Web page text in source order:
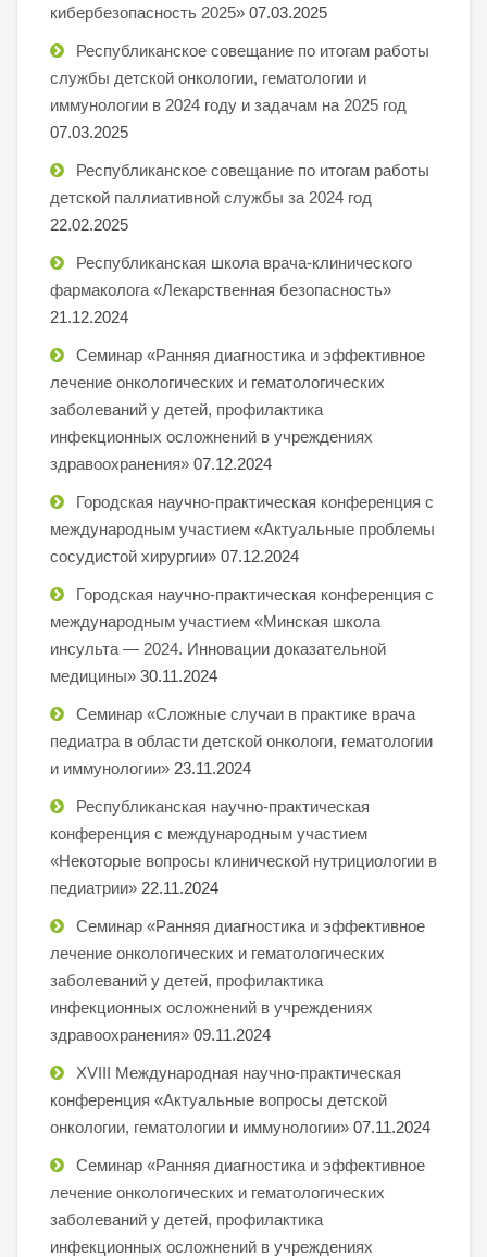
кибербезопасность 2025» 07.03.2025
Республиканское совещание по итогам работы
службы детской онкологии, гематологии и
иммунологии в 2024 году и задачам на 2025 год
07.03.2025
Республиканское совещание по итогам работы
детской паллиативной службы за 2024 год
22.02.2025
Республиканская школа врача-клинического
фармаколога «Лекарственная безопасность»
21.12.2024
Семинар «Ранняя диагностика и эффективное
лечение онкологических и гематологических
заболеваний у детей, профилактика
инфекционных осложнений в учреждениях
здравоохранения» 07.12.2024
Городская научно-практическая конференция с
международным участием «Актуальные проблемы
сосудистой хирургии» 07.12.2024
Городская научно-практическая конференция с
международным участием «Минская школа
инсульта — 2024. Инновации доказательной
медицины» 30.11.2024
Семинар «Сложные случаи в практике врача
педиатра в области детской онкологи, гематологии
и иммунологии» 23.11.2024
Республиканская научно-практическая
конференция с международным участием
«Некоторые вопросы клинической нутрициологии в
педиатрии» 22.11.2024
Семинар «Ранняя диагностика и эффективное
лечение онкологических и гематологических
заболеваний у детей, профилактика
инфекционных осложнений в учреждениях
здравоохранения» 09.11.2024
XVIII Международная научно-практическая
конференция «Актуальные вопросы детской
онкологии, гематологии и иммунологии» 07.11.2024
Семинар «Ранняя диагностика и эффективное
лечение онкологических и гематологических
заболеваний у детей, профилактика
инфекционных осложнений в учреждениях